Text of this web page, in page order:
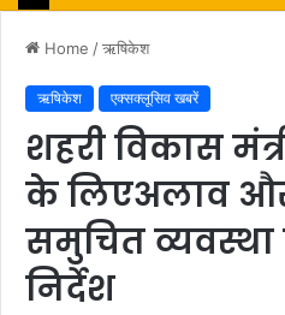
Home /ऋषिकेश
ऋषिकेश एक्सक्लूसिव खबरें
शहरी विकास
के लिएअलाव
समुचित
निर्देश